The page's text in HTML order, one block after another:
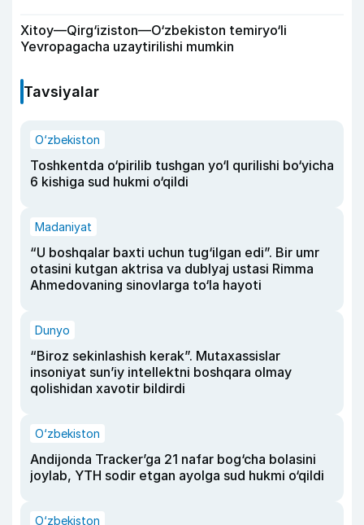
Xitoy—Qirg‘iziston—O‘zbekiston temiryo‘li
Yevropagacha uzaytirilishi mumkin
Tavsiyalar
O‘zbekiston
Toshkentda o‘pirilib tushgan yo‘l qurilishi bo‘yicha
6 kishiga sud hukmi o‘qildi
Madaniyat
“U boshqalar baxti uchun tug‘ilgan edi”. Bir umr
otasini kutgan aktrisa va dublyaj ustasi Rimma
Ahmedovaning sinovlarga to‘la hayoti
Dunyo
“Biroz sekinlashish kerak”. Mutaxassislar
insoniyat sun’iy intellektni boshqara olmay
qolishidan xavotir bildirdi
O‘zbekiston
Andijonda Tracker’ga 21 nafar bog‘cha bolasini
joylab, YTH sodir etgan ayolga sud hukmi o‘qildi
O‘zbekiston